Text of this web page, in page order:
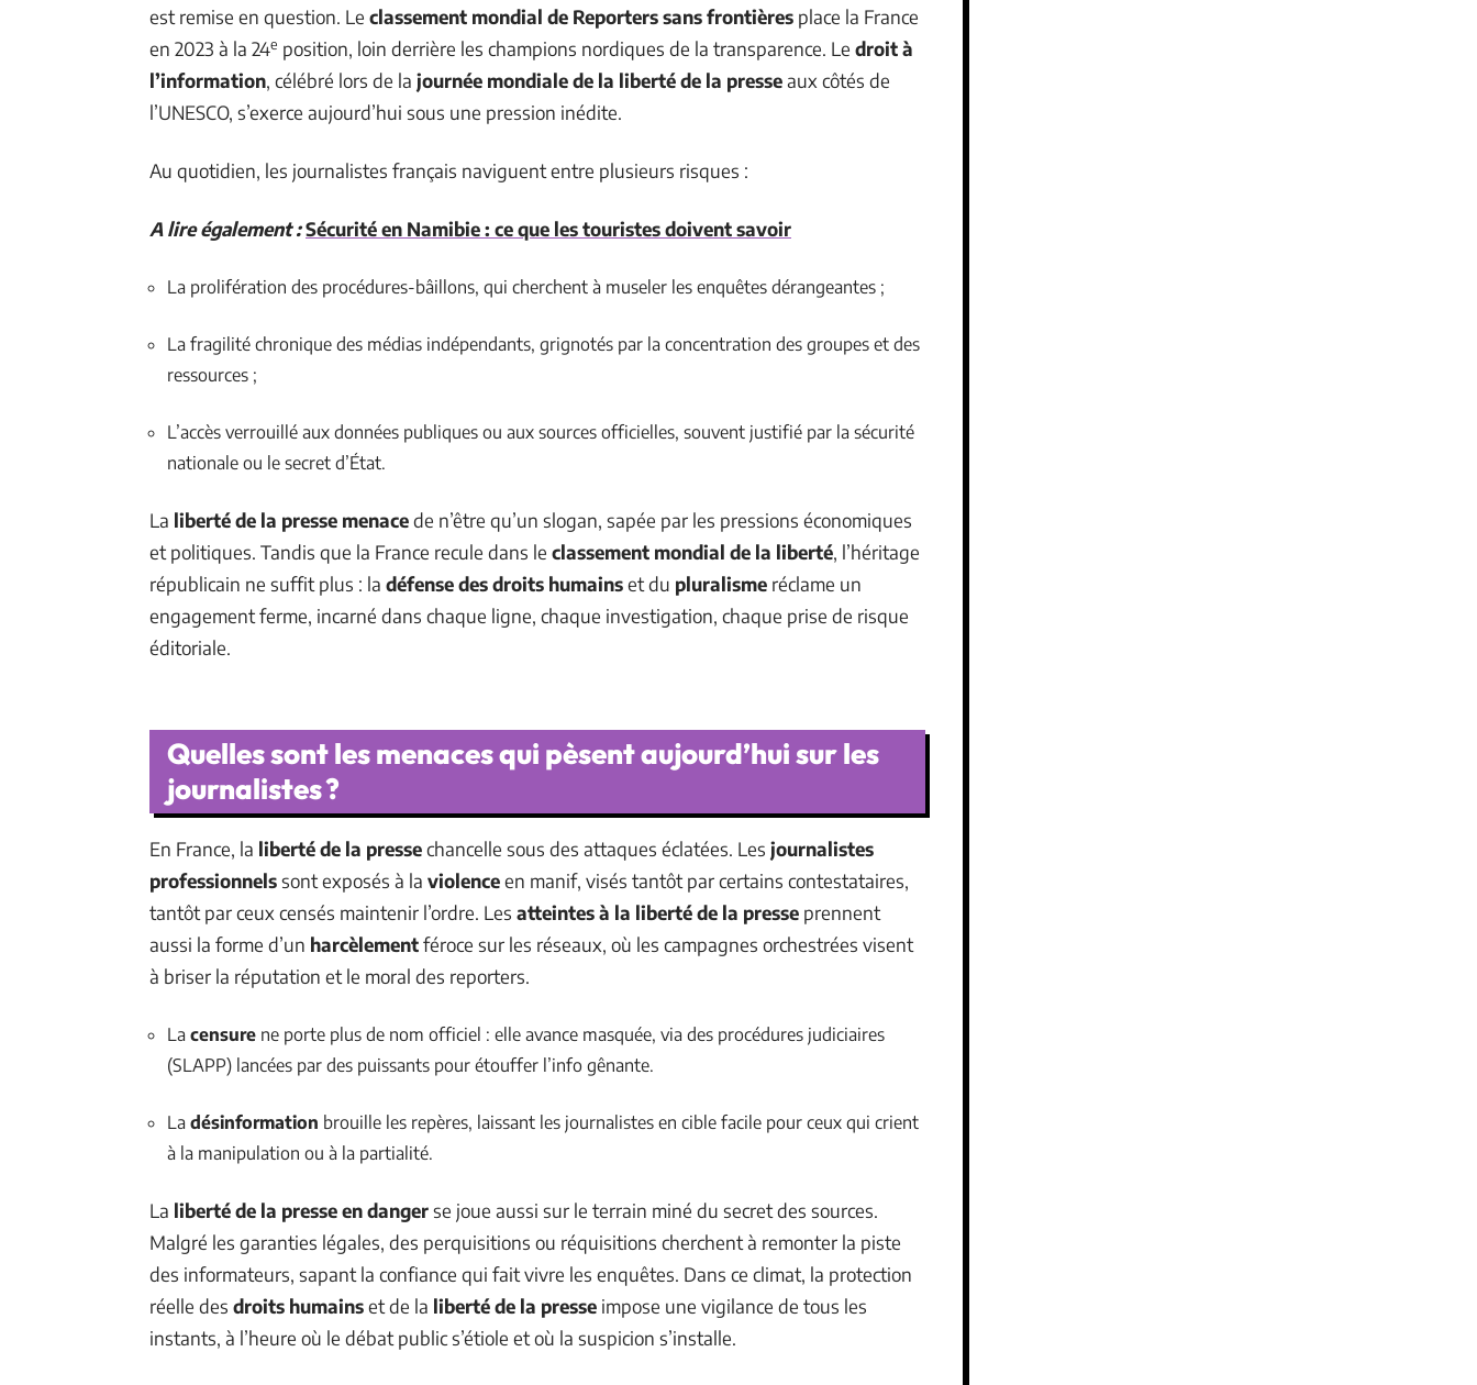
est remise en question. Le classement mondial de Reporters sans frontières place la France
en 2023 à la 24e position, loin derrière les champions nordiques de la transparence. Le droit à
l’information, célébré lors de la journée mondiale de la liberté de la presseaux côtés de
l’UNESCO, s’exerce aujourd’hui sous une pression inédite.
Au quotidien, les journalistes français naviguent entre plusieurs risques :
A lire également :Sécurité en Namibie : ce que les touristes doivent savoir
La prolifération des procédures-bâillons, qui cherchent à museler les enquêtes dérangeantes ;
La fragilité chronique des médias indépendants, grignotés par la concentration des groupes et des
ressources ;
L’accès verrouillé aux données publiques ou aux sources officielles, souvent justifié par la sécurité
nationale ou le secret d’État.
La liberté de la presse menacede n’être qu’un slogan, sapée par les pressions économiques
et politiques. Tandis que la France recule dans le classement mondial de la liberté, l’héritage
républicain ne suffit plus : la défense des droits humainset du pluralisme réclame un
engagement ferme, incarné dans chaque ligne, chaque investigation, chaque prise de risque
éditoriale.
Quelles sont les menaces qui pèsent aujourd’hui sur les
journalistes ?
En France, la liberté de la pressechancelle sous des attaques éclatées. Les journalistes
professionnelssont exposés à la violenceen manif, visés tantôt par certains contestataires,
tantôt par ceux censés maintenir l’ordre. Les atteintes à la liberté de la presse prennent
aussi la forme d’un harcèlementféroce sur les réseaux, où les campagnes orchestrées visent
à briser la réputation et le moral des reporters.
La censure ne porte plus de nom officiel : elle avance masquée, via des procédures judiciaires
(SLAPP) lancées par des puissants pour étouffer l’info gênante.
La désinformation brouille les repères, laissant les journalistes en cible facile pour ceux qui crient
à la manipulation ou à la partialité.
La liberté de la presse en dangerse joue aussi sur le terrain miné du secret des sources.
Malgré les garanties légales, des perquisitions ou réquisitions cherchent à remonter la piste
des informateurs, sapant la confiance qui fait vivre les enquêtes. Dans ce climat, la protection
réelle des droits humainset de la liberté de la presse impose une vigilance de tous les
instants, à l’heure où le débat public s’étiole et où la suspicion s’installe.